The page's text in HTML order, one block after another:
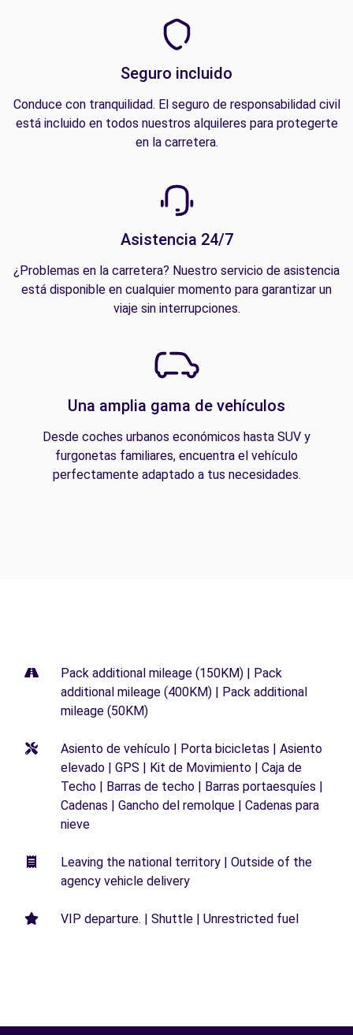
Seguro incluido
Conduce con tranquilidad. El seguro de responsabilidad civil
está incluido en todos nuestros alquileres para protegerte
en la carretera.
Asistencia 24/7
¿Problemas en la carretera? Nuestro servicio de asistencia
está disponible en cualquier momento para garantizar un
viaje sin interrupciones.
Una amplia gama de vehículos
Desde coches urbanos económicos hasta SUV y
furgonetas familiares, encuentra el vehículo
perfectamente adaptado a tus necesidades.
Pack additional mileage (150KM) | Pack
additional mileage (400KM) | Pack additional
mileage (50KM)
Asiento de vehículo | Porta bicicletas | Asiento
elevado | GPS | Kit de Movimiento | Caja de
Techo | Barras de techo | Barras portaesquíes |
Cadenas | Gancho del remolque | Cadenas para
nieve
Leaving the national territory | Outside of the
agency vehicle delivery
VIP departure. | Shuttle | Unrestricted fuel